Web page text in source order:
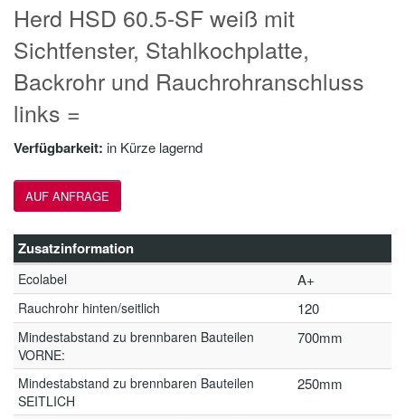
Herd HSD 60.5-SF weiß mit
Sichtfenster, Stahlkochplatte,
Backrohr und Rauchrohranschluss
links =
Verfügbarkeit: in Kürze lagernd
AUF ANFRAGE
Zusatzinformation
Ecolabel A+
Rauchrohr hinten/seitlich 120
Mindestabstand zu brennbaren Bauteilen
VORNE:
700mm
Mindestabstand zu brennbaren Bauteilen
SEITLICH
250mm